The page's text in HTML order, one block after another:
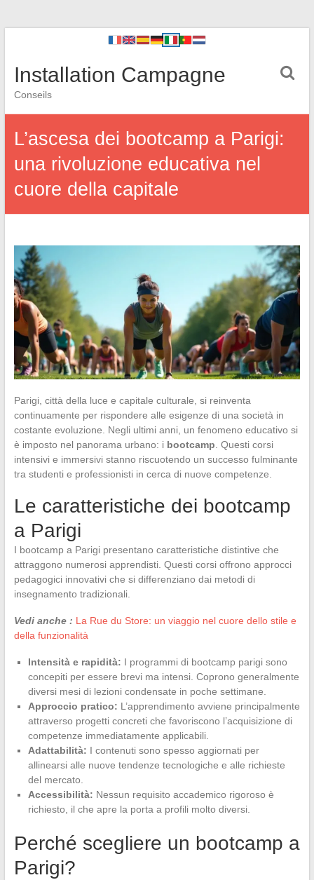
Installation Campagne
Conseils
L’ascesa dei bootcamp a Parigi:
una rivoluzione educativa nel
cuore della capitale
Parigi, città della luce e capitale culturale, si reinventa
continuamente per rispondere alle esigenze di una società in
costante evoluzione. Negli ultimi anni, un fenomeno educativo si
è imposto nel panorama urbano: i bootcamp . Questi corsi
intensivi e immersivi stanno riscuotendo un successo fulminante
tra studenti e professionisti in cerca di nuove competenze.
Le caratteristiche dei bootcamp
a Parigi
I bootcamp a Parigi presentano caratteristiche distintive che
attraggono numerosi apprendisti. Questi corsi offrono approcci
pedagogici innovativi che si differenziano dai metodi di
insegnamento tradizionali.
Vedi anche : La Rue du Store: un viaggio nel cuore dello stile e
della funzionalità
Intensità e rapidità: I programmi di bootcamp parigi sono
concepiti per essere brevi ma intensi. Coprono generalmente
diversi mesi di lezioni condensate in poche settimane.
Approccio pratico: L’apprendimento avviene principalmente
attraverso progetti concreti che favoriscono l’acquisizione di
competenze immediatamente applicabili.
Adattabilità: I contenuti sono spesso aggiornati per
allinearsi alle nuove tendenze tecnologiche e alle richieste
del mercato.
Accessibilità: Nessun requisito accademico rigoroso è
richiesto, il che apre la porta a profili molto diversi.
Perché scegliere un bootcamp a
Parigi?